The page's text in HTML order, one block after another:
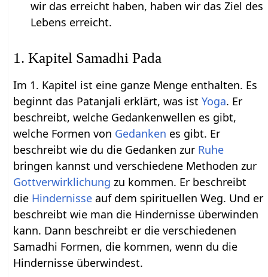
wir das erreicht haben, haben wir das Ziel des
Lebens erreicht.
1. Kapitel Samadhi Pada
Im 1. Kapitel ist eine ganze Menge enthalten. Es
beginnt das Patanjali erklärt, was istYoga. Er
beschreibt, welche Gedankenwellen es gibt,
welche Formen von Gedanken es gibt. Er
beschreibt wie du die Gedanken zur Ruhe
bringen kannst und verschiedene Methoden zur
Gottverwirklichung zu kommen. Er beschreibt
die Hindernisse auf dem spirituellen Weg. Und er
beschreibt wie man die Hindernisse überwinden
kann. Dann beschreibt er die verschiedenen
Samadhi Formen, die kommen, wenn du die
Hindernisse überwindest.